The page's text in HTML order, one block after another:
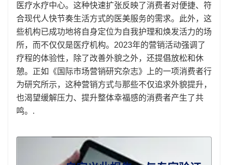
医疗水疗中心。这种快速扩张反映了消费者对便捷、符
合现代人快节奏生活方式的医美服务的需求。此外，这
些机构已成功地将自身定位为自我护理和焕发活力的场
所，而不仅仅是医疗机构。2023年的营销活动强调了
疗程的体验性，除了改善外貌之外，还提倡放松和休
憩。正如《国际市场营销研究杂志》上的一项消费者行
为研究所示，这种营销方式与那些不仅追求外貌提升，
也渴望缓解压力、提升整体幸福感的消费者产生了共
鸣。.